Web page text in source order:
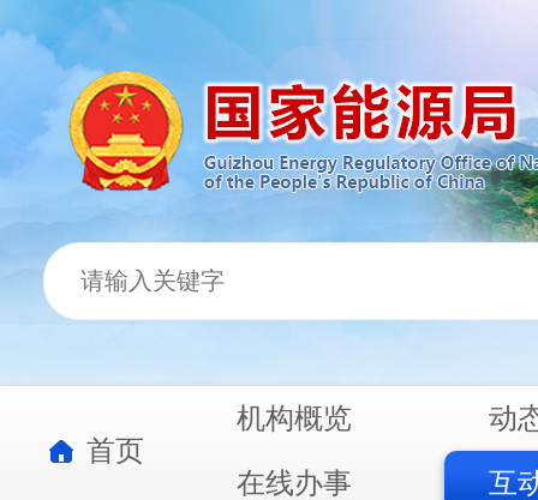
首页
机构概览
动
在线办事
互